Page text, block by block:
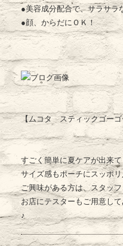
●美容成分配合で、サラサラ
●顔、からだにＯＫ！
【ムコタ スティックゴー
すごく簡単に夏ケアが出来
サイズ感もポーチにスッポ
ご興味がある方は、スタッ
お店にテスターもご用意し
♪